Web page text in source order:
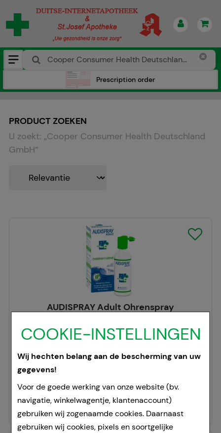
COOKIE-INSTELLINGEN
Wij hechten belang aan de bescherming van uw
gegevens!
Voor de goede werking van onze website (bv.
navigatie, winkelwagentje, klantenaccount)
gebruiken wij zogenaamde cookies. Daarnaast
gebruiken wij cookies, pixels en soortgelijke
Prescription order
PRODUCT ZOEKEN
U zoekt: „Cooper Consumer Health Deutschland
GmbH“
AUDISPRAY Adult Ohrenspray
50ml
08468984
Doorgaans gereed voor verzending binnen 24-36 uur.
14,76 €¹
per 1 l